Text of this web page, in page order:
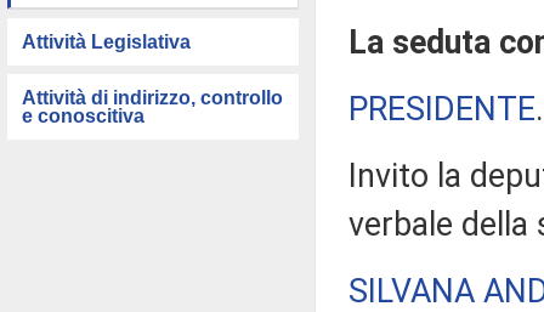
Attività Legislativa
Attività di indirizzo, controllo
e conoscitiva
La seduta
PRESIDENTE
Invito la
verbale della
SILVANA